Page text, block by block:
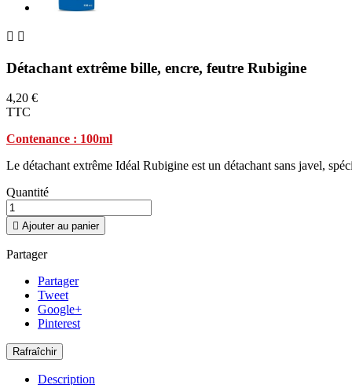
 
Détachant extrême bille, encre, feutre Rubigine
4,20 €
TTC
Contenance : 100ml
Le détachant extrême Idéal Rubigine est un détachant sans javel,
Quantité
 Ajouter au panier
Partager
Partager
Tweet
Google+
Pinterest
Description